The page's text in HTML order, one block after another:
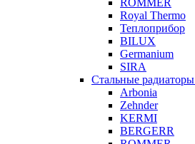
ROMMER
Royal Thermo
Теплоприбор
BILUX
Germanium
SIRA
Стальные радиаторы
Arbonia
Zehnder
KERMI
BERGERR